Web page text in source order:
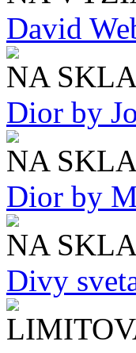
David
NA
Dior by
NA
Dior by
NA
Divy